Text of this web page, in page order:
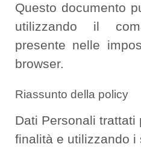
Questo documento
utilizzando il
presente nelle
browser.
Riassunto della policy
Dati Personali trattati
finalità e utilizzando i